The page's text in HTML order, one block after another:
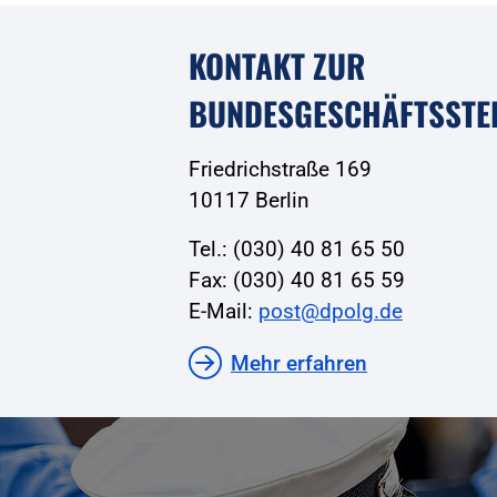
KONTAKT ZUR
Friedrichstraße 169
10117 Berlin
Tel.: (030) 40 81 65 50
Fax: (030) 40 81 65 59
E-Mail: post@dpolg.de
Mehr erfahren